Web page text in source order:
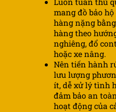
mang đồ bảo
hàng nặng
hàng theo
nghiêng, đổ
hoặc xe nâng.
Nên tiến hành
lưu lượng
ít, dễ xử lý tình
đảm bảo an
hoạt động của